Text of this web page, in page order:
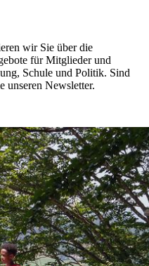
wir Sie über die
für Mitglieder und
Schule und Politik. Sind
unseren Newsletter.